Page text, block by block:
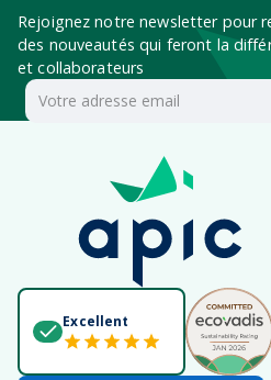
Rejoignez notre newsletter pour
des nouveautés qui feront la
et collaborateurs
Excellent